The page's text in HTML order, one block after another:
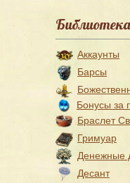
Библиотека
Аккаунты
Барсы
Бонусы за
Браслет
Гримуар
Денежные
Десант